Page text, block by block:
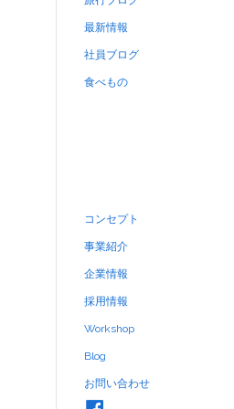
最新情報
社員ブログ
食べもの
コンセプト
事業紹介
企業情報
採用情報
Workshop
Blog
お問い合わせ